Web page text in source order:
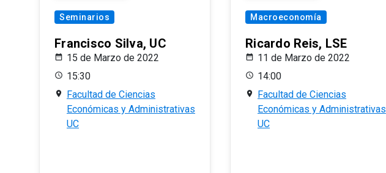
Seminarios
Francisco Silva, UC
15 de Marzo de 2022
15:30
Facultad de Ciencias
Económicas y Administrativas
UC
Macroeconomía
Ricardo Reis, LSE
11 de Marzo de 2022
14:00
Facultad de Ciencias
Económicas y Administrativas
UC